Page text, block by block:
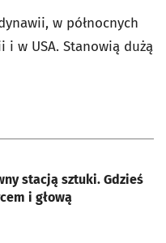
w północnych
i w USA. Stanowią dużą
stacją sztuki. Gdzieś
i głową